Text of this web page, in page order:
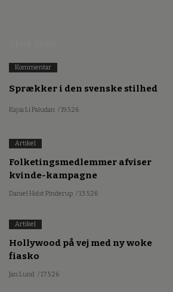
Kommentar
Sprækker i den svenske stilhed
Kajsa Li Paludan / 19.5.26
Artikel
Folketingsmedlemmer afviser
kvinde-kampagne
Daniel Holst Pinderup / 13.5.26
Artikel
Hollywood på vej med ny woke
fiasko
Jan Lund / 17.5.26